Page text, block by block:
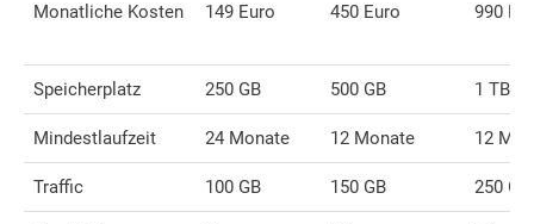
Monatliche Kosten 149 Euro 450 Euro 990
Speicherplatz 250 GB 500 GB 1 TB
Mindestlaufzeit 24 Monate 12 Monate 12
Traffic 100 GB 150 GB 250 GB